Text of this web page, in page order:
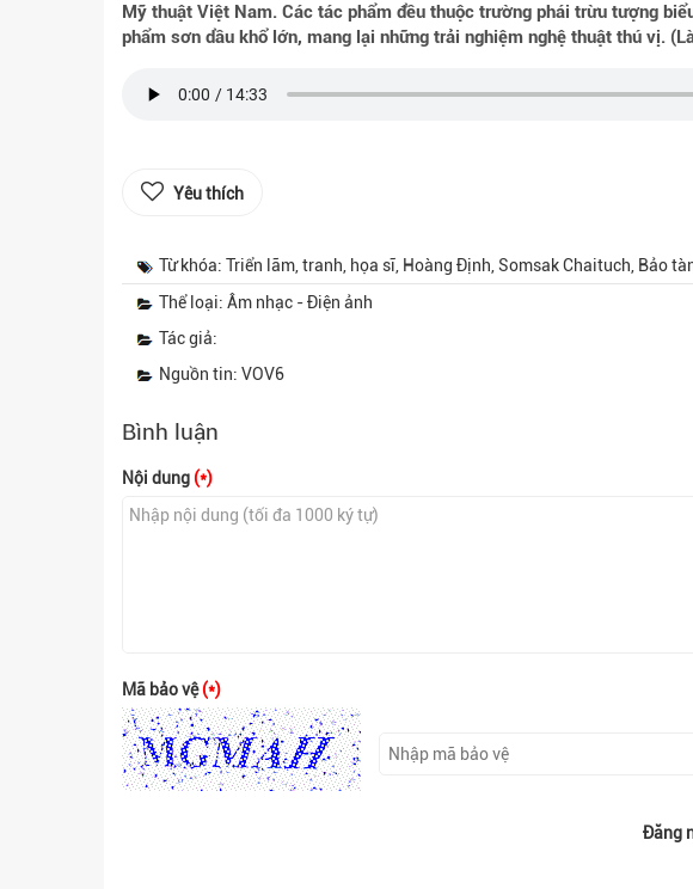
Mỹ thuật Việt Nam. Các tác phẩm đều thuộc trường phái trừu tượng
phẩm sơn dầu khổ lớn, mang lại những trải nghiệm nghệ thuật thú vị.
Yêu thích
Từ khóa: Triển lãm, tranh, họa sĩ, Hoàng Định, Somsak Chaituch, Bảo
Thể loại: Âm nhạc - Điện ảnh
Tác giả:
Nguồn tin: VOV6
Bình luận
Nội dung (*)
Mã bảo vệ(*)
Đăng